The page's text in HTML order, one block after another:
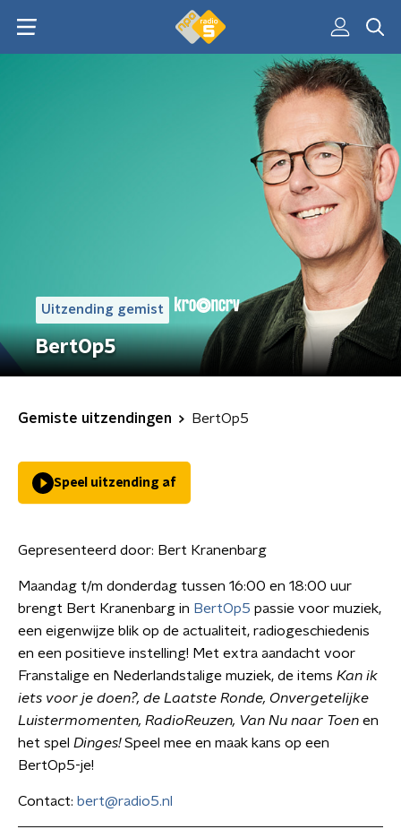
Uitzending gemist
BertOp5
Gemiste uitzendingen BertOp5
Speel uitzending af
Gepresenteerd door: Bert Kranenbarg
Maandag t/m donderdag tussen 16:00 en 18:00 uur
brengt Bert Kranenbarg in BertOp5 passie voor muziek,
een eigenwijze blik op de actualiteit, radiogeschiedenis
en een positieve instelling! Met extra aandacht voor
Franstalige en Nederlandstalige muziek, de items Kan ik
iets voor je doen?, de Laatste Ronde, Onvergetelijke
Luistermomenten, RadioReuzen, Van Nu naar Toen en
het spel Dinges!Speel mee en maak kans op een
BertOp5-je!
Contact: bert@radio5.nl